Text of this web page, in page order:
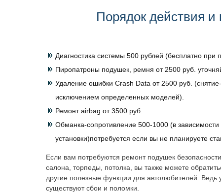
Порядок действия и
Диагностика системы 500 рублей (бесплатно при
Пиропатроны подушек, ремня от 2500 руб.
Удаление ошибки Crash Data от 2500 руб. (снятие-
исключением определенных моделей).
Ремонт airbag от 3500 руб.
Обманка-сопротивление 500-1000 (в зависимости
установки)потребуется если вы не планируете
Если вам потребуются ремонт подушек
салона, торпеды, потолка, вы также можете
другие полезные функции для автолюбителей. Ведь
существуют сбои и поломки.